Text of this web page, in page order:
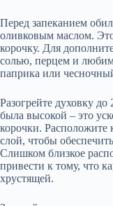
Перед запеканием
оливковым маслом.
корочку. Для
солью, перцем и
паприка или
Разогрейте духовку
была высокой – это
корочки. Расположите
слой, чтобы
Слишком близкое
привести к тому, что
хрустящей.